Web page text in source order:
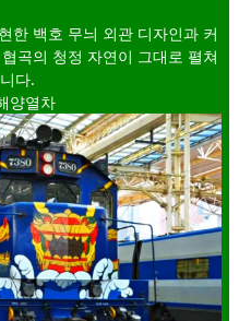
한 백호 무늬 외관 디자인과 커
곡의 청정 자연이 그대로 펼쳐
다.
양열차